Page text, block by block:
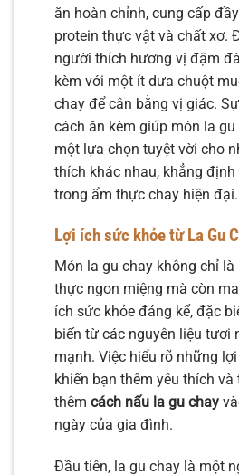
ăn hoàn chỉnh, cung cấp
protein thực vật và chất xơ.
người thích hương vị đậm
kèm với một ít dưa chuột
chay để cân bằng vị giác.
cách ăn kèm giúp món la
một lựa chọn tuyệt vời cho
thích khác nhau, khẳng
trong ẩm thực chay hiện đại.
Lợi ích sức khỏe từ La Gu
Món la gu chay không chỉ
thực ngon miệng mà còn
ích sức khỏe đáng kể, đặc
biến từ các nguyên liệu tươi
mạnh. Việc hiểu rõ những
khiến bạn thêm yêu thích
thêm cách nấu la gu chay
ngày của gia đình.
Đầu tiên, la gu chay là một